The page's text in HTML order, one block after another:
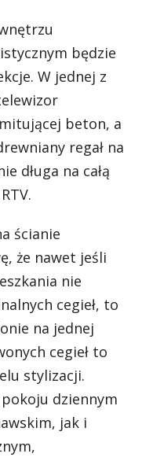
będzie
W jednej z
beton, a
regał na
długa na całą
ścianie
że nawet jeśli
nie
cegieł, to
na jednej
cegieł to
stylizacji.
dziennym
jak i